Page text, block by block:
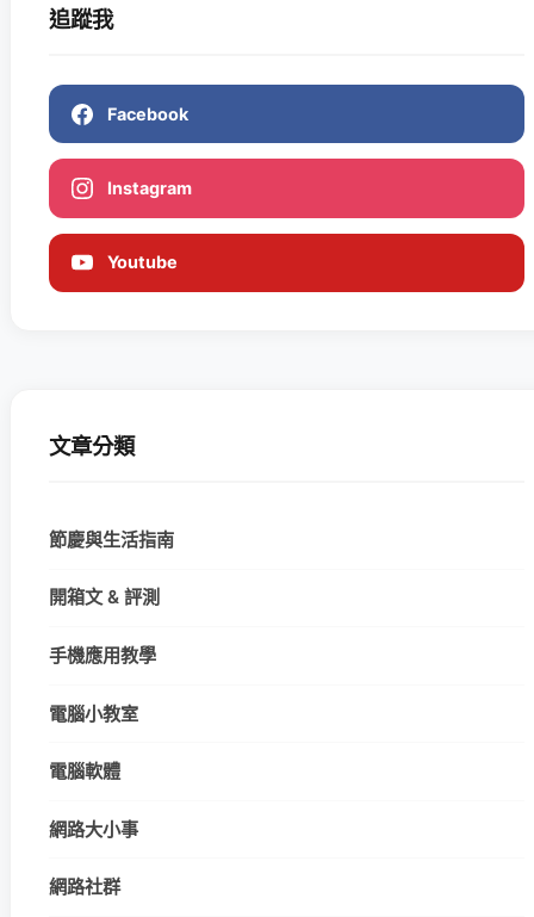
追蹤我
Facebook
Instagram
Youtube
文章分類
節慶與生活指南
開箱文 & 評測
手機應用教學
電腦小教室
電腦軟體
網路大小事
網路社群